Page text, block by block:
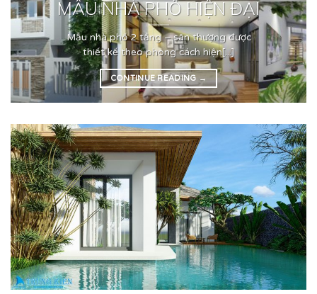
MẪU NHÀ PHỐ HIỆN ĐẠI
Mẫu nhà phố 2 tầng – sân thượng được
thiết kế theo phong cách hiện[...]
CONTINUE READING →